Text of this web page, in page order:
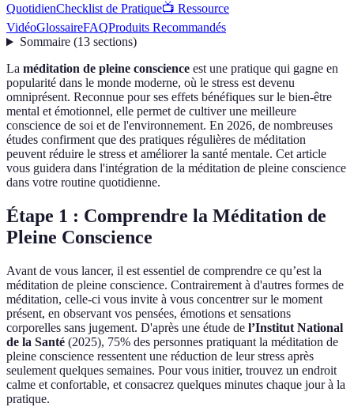
QuotidienChecklist de Pratique📺 Ressource
VidéoGlossaireFAQProduits Recommandés
Sommaire(13 sections)
La méditation de pleine conscience est une pratique qui gagne en
popularité dans le monde moderne, où le stress est devenu
omniprésent. Reconnue pour ses effets bénéfiques sur le bien-être
mental et émotionnel, elle permet de cultiver une meilleure
conscience de soi et de l'environnement. En 2026, de nombreuses
études confirment que des pratiques régulières de méditation
peuvent réduire le stress et améliorer la santé mentale. Cet article
vous guidera dans l'intégration de la méditation de pleine conscience
dans votre routine quotidienne.
Étape 1 : Comprendre la Méditation de
Pleine Conscience
Avant de vous lancer, il est essentiel de comprendre ce qu’est la
méditation de pleine conscience. Contrairement à d'autres formes de
méditation, celle-ci vous invite à vous concentrer sur le moment
présent, en observant vos pensées, émotions et sensations
corporelles sans jugement. D'après une étude de l’Institut National
de la Santé (2025), 75% des personnes pratiquant la méditation de
pleine conscience ressentent une réduction de leur stress après
seulement quelques semaines. Pour vous initier, trouvez un endroit
calme et confortable, et consacrez quelques minutes chaque jour à la
pratique.